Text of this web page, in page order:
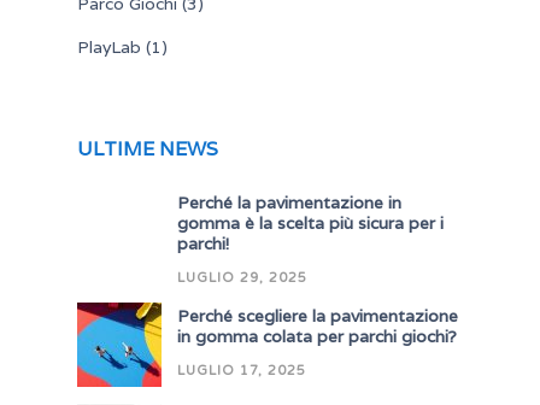
PlayLab (1)
ULTIME NEWS
Perché la pavimentazione in
gomma è la scelta più sicura per i
parchi!
LUGLIO 29, 2025
Perché scegliere la pavimentazione
in gomma colata per parchi giochi?
LUGLIO 17, 2025